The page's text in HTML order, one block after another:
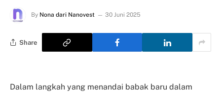
By Nona dari Nanovest 30 Juni 2025
Share
Dalam langkah yang menandai babak baru dalam